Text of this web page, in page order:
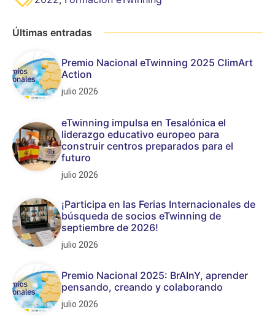
Últimas entradas
Premio Nacional eTwinning 2025 ClimArt
Action
julio 2026
eTwinning impulsa en Tesalónica el
liderazgo educativo europeo para
construir centros preparados para el
futuro
julio 2026
¡Participa en las Ferias Internacionales de
búsqueda de socios eTwinning de
septiembre de 2026!
julio 2026
Premio Nacional 2025: BrAInY, aprender
pensando, creando y colaborando
julio 2026